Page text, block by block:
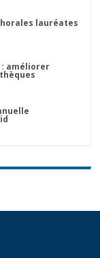
lauréates
: améliorer